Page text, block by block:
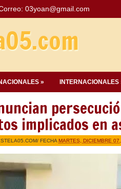
03yoan@gmail.com
» INTERNACIONALES
implicados en
/ FECHA MARTES, DICIEMBRE